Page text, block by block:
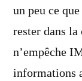
un peu ce
rester dans
n’empêche
informations